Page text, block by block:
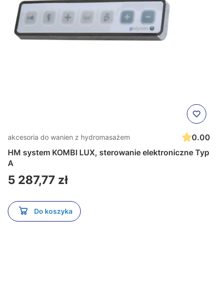
akcesoria do wanien z hydromasażem
0.00
HM system KOMBI LUX, sterowanie elektroniczne Typ
A
Cena
5 287,77 zł
Do koszyka